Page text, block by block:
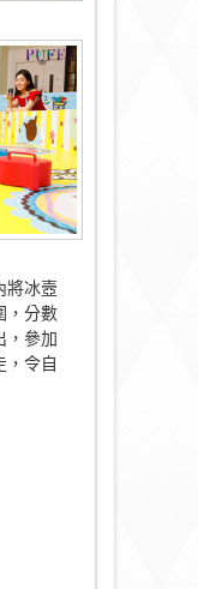
將冰壼
，分數
，參加
，令自